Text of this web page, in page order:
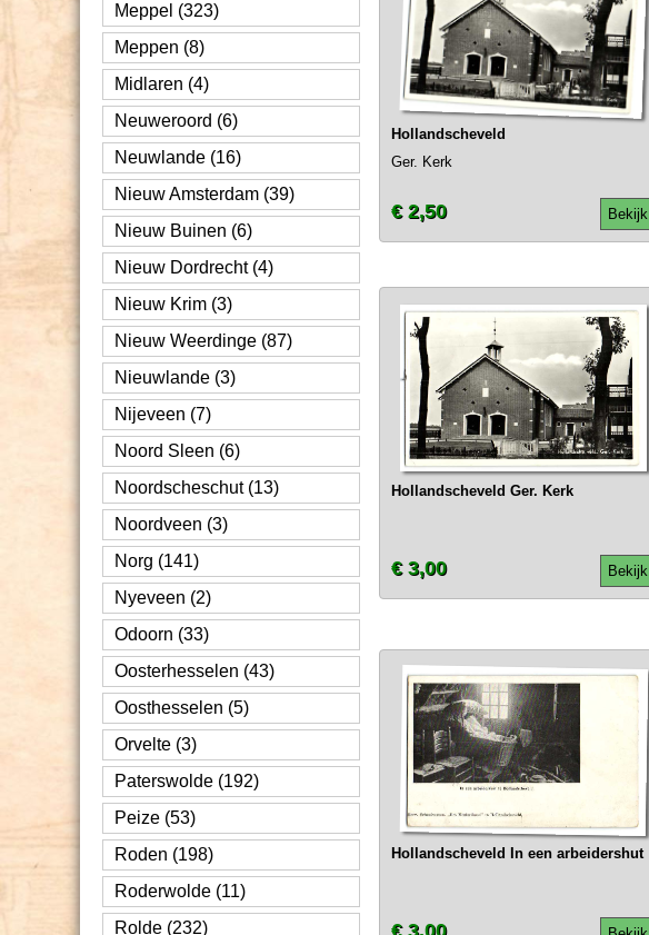
Meppel (323)
Meppen (8)
Midlaren (4)
Neuweroord (6)
Neuwlande (16)
Nieuw Amsterdam (39)
Nieuw Buinen (6)
Nieuw Dordrecht (4)
Nieuw Krim (3)
Nieuw Weerdinge (87)
Nieuwlande (3)
Nijeveen (7)
Noord Sleen (6)
Noordscheschut (13)
Noordveen (3)
Norg (141)
Nyeveen (2)
Odoorn (33)
Oosterhesselen (43)
Oosthesselen (5)
Orvelte (3)
Paterswolde (192)
Peize (53)
Roden (198)
Roderwolde (11)
Rolde (232)
Hollandscheveld
Ger. Kerk
Bekijk
€ 2,50
Hollandscheveld Ger. Kerk
Bekijk
€ 3,00
Hollandscheveld In een arbeidershut
€ 3,00